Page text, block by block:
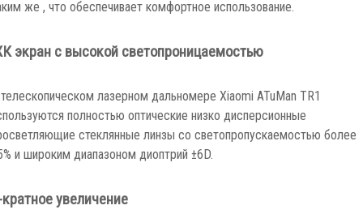
же , что обеспечивает комфортное использование.
экран с высокой светопроницаемостью
лазерном дальномере Xiaomi ATuMan TR1
полностью оптические низко дисперсионные
стеклянные линзы со светопропускаемостью более
и широким диапазоном диоптрий ±6D.
увеличение